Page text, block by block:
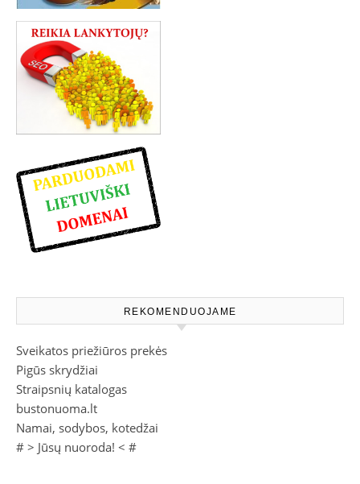
REKOMENDUOJAME
Sveikatos priežiūros prekės
Pigūs skrydžiai
Straipsnių katalogas
bustonuoma.lt
Namai, sodybos, kotedžai
# > Jūsų nuoroda! < #